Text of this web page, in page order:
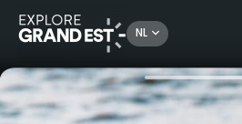
NL
Kijk je ogen uit in de Grand Est